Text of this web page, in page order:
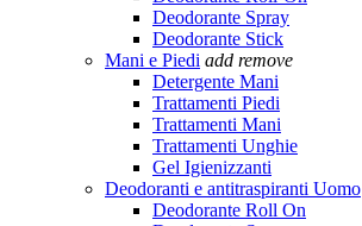
Deodorante Spray
Deodorante Stick
Mani e Piedi add remove
Detergente Mani
Trattamenti Piedi
Trattamenti Mani
Trattamenti Unghie
Gel Igienizzanti
Deodoranti e antitraspiranti Uomo
Deodorante Roll On